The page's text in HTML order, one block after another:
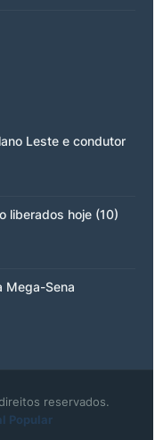
Leste e condutor
liberados hoje (10)
Mega-Sena
reservados.
Popular